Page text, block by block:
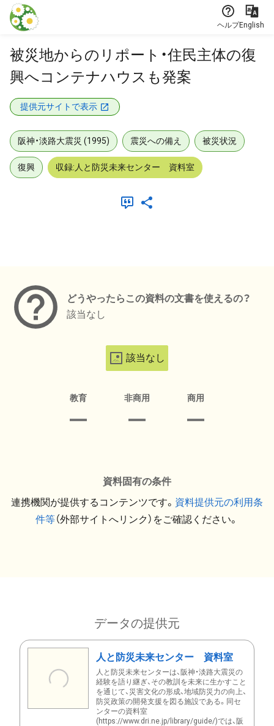
本文に飛ぶ
ヘルプEnglish
被災地からのリポート・住民主体の復
興へコンテナハウスも発案
提供元サイトで表示
阪神・淡路大震災 (1995) 震災への備え 被災状況
復興 収録:人と防災未来センター 資料室
どうやったらこの資料の文書を使えるの？
該当なし
該当なし
教育 非商用 商用
資料固有の条件
連携機関が提供するコンテンツです。 資料提供元の利用条
件等（外部サイトへリンク）をご確認ください。
データの提供元
人と防災未来センター 資料室
人と防災未来センターは、阪神・淡路大震災の
経験を語り継ぎ、その教訓を未来に生かすこと
を通じて、災害文化の形成、地域防災力の向上、
防災政策の開発支援を図る施設である。同セ
ンターの資料室
(https://www.dri.ne.jp/library/guide/)では、阪